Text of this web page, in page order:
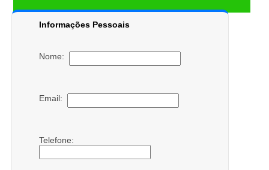
Informações Pessoais
Nome:
Email:
Telefone: